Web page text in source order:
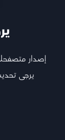
إصدار
يرجى